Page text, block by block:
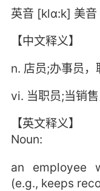
英音 [klɑ:k] 美
【中文释义】
n. 店员;办事员
vi. 当职员;当销
【英文释义】
Noun:
an employee
(e.g., keeps